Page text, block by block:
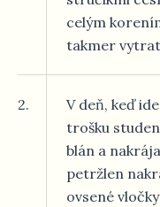
celým
takmer
2.
V deň, keď
trošku
blán a
petržlen
ovsené